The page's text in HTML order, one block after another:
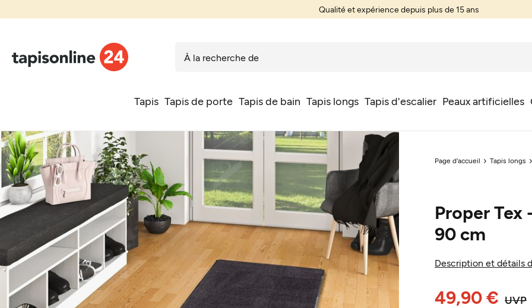
Qualité et expérience depuis plus de 15 ans
Tapis Tapis de porte Tapis de bain Tapis longs Tapis d'escalier Peaux artificielles
Page d'accueil Tapis longs
Proper Tex
90 cm
Description et détails
49,90 € UVP